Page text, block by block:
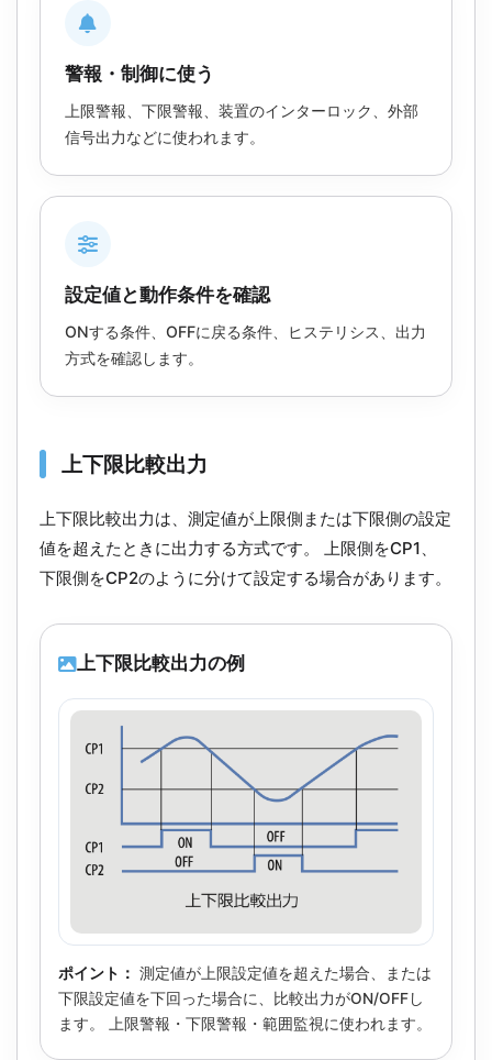
警報・制御に使う
上限警報、下限警報、装置のインターロック、外部
信号出力などに使われます。
設定値と動作条件を確認
ONする条件、OFFに戻る条件、ヒステリシス、出力
方式を確認します。
上下限比較出力
上下限比較出力は、測定値が上限側または下限側の設定
値を超えたときに出力する方式です。 上限側をCP1、
下限側をCP2のように分けて設定する場合があります。
上下限比較出力の例
ポイント： 測定値が上限設定値を超えた場合、または
下限設定値を下回った場合に、比較出力がON/OFFし
ます。 上限警報・下限警報・範囲監視に使われます。